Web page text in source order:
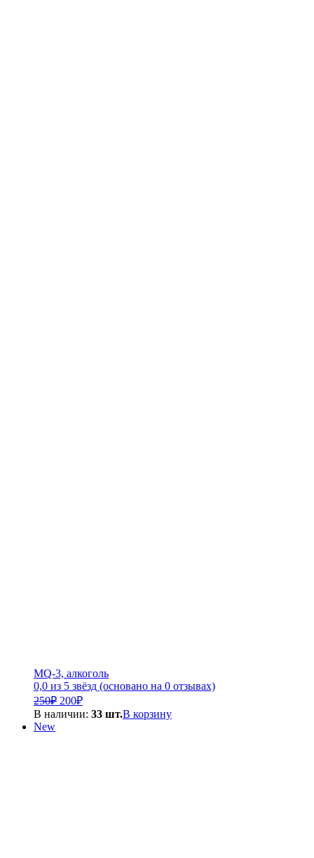
MQ-3, алкоголь
0,0 из 5 звёзд (основано на 0 отзывах)
250₽ Первоначальная
цена
200₽Текущая
цена:
В наличии: 33 шт.В корзину
New